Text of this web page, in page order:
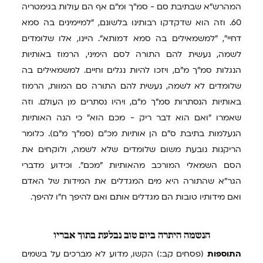
המהרש"א שבתיבת סם - סמ"ך ומ"ם אף הם עולות בגימטריה
60. וזה הוא שדקדקו רבותינו בלשונם, "למיימינים בה סמא
דחיי", "למשמאילים בה סמא דמותא". היינו, אלו שלומדים
לשמה, נעשית להם התורה לסם הימיני, הרמוז באותיות
הנגלות סמ"ך מ"ם, ויזכו להיות נגלים וחיים. למשמאילים בה
שלומדים לא לשמה, נעשית להם התורה סם המוות, הרמוז
באותיות הנסתרות סמ"ך מ"ם, ויהיו נסתרים מן העולם. וזה
שאמרו "ואם הוא דבר ריק - מכם הוא" כי הנה האותיות
הנעלמות בתיבת ס"ם הן אותיות מכ"ם (סמ"ך מ"ם). כלומר
הריקנות נובעת משום שלומדים שלא לשמה, ולוקחים את
הסם השמאלי המורכב מהאותיות "מכם". וכידוע מדברי
הגר"א שהתורה היא מים המגדלים את המידות של האדם
ואם מידותיו טובות הם מגדלים אותם ואם להיפך ח"ו להיפך.
הנשמה היתרה ביום טוב נבלעת בתוך אבריו
התוספות (פסחים קב:) הקשו, מדוע לא מברכים על בשמים